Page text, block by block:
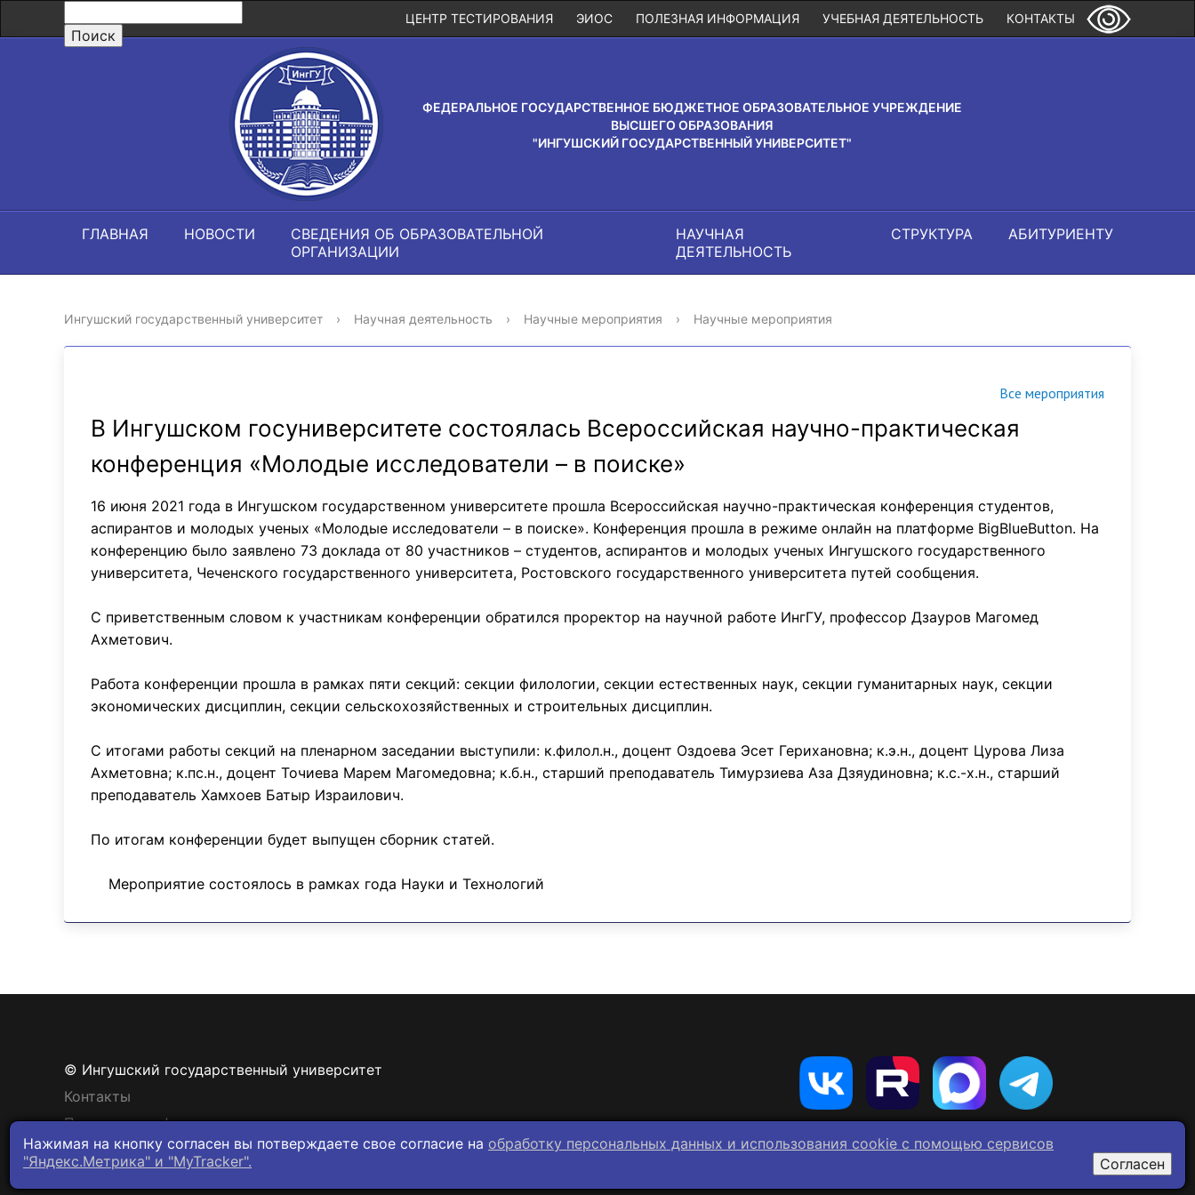
КОНТАКТЫ
УЧЕБНАЯ ДЕЯТЕЛЬНОСТЬ
ПОЛЕЗНАЯ ИНФОРМАЦИЯ
ЭИОС
ЦЕНТР ТЕСТИРОВАНИЯ
ФЕДЕРАЛЬНОЕ ГОСУДАРСТВЕННОЕ БЮДЖЕТНОЕ ОБРАЗОВАТЕЛЬНОЕ УЧРЕЖДЕНИЕ
ВЫСШЕГО ОБРАЗОВАНИЯ
"ИНГУШСКИЙ ГОСУДАРСТВЕННЫЙ УНИВЕРСИТЕТ"
ГЛАВНАЯ НОВОСТИ
СВЕДЕНИЯ ОБ ОБРАЗОВАТЕЛЬНОЙ
ОРГАНИЗАЦИИ
НАУЧНАЯ
ДЕЯТЕЛЬНОСТЬ
СТРУКТУРА АБИТУРИЕНТУ
Ингушский государственный университет › Научная деятельность › Научные мероприятия › Научные мероприятия
Все мероприятия
В Ингушском госуниверситете состоялась Всероссийская научно-практическая
конференция «Молодые исследователи – в поиске»
16 июня 2021 года в Ингушском государственном университете прошла Всероссийская научно-практическая конференция студентов,
аспирантов и молодых ученых «Молодые исследователи – в поиске». Конференция прошла в режиме онлайн на платформе BigBlueButton. На
конференцию было заявлено 73 доклада от 80 участников – студентов, аспирантов и молодых ученых Ингушского государственного
университета, Чеченского государственного университета, Ростовского государственного университета путей сообщения.
С приветственным словом к участникам конференции обратился проректор на научной работе ИнгГУ, профессор Дзауров Магомед
Ахметович.
Работа конференции прошла в рамках пяти секций: секции филологии, секции естественных наук, секции гуманитарных наук, секции
экономических дисциплин, секции сельскохозяйственных и строительных дисциплин.
С итогами работы секций на пленарном заседании выступили: к.филол.н., доцент Оздоева Эсет Герихановна; к.э.н., доцент Цурова Лиза
Ахметовна; к.пс.н., доцент Точиева Марем Магомедовна; к.б.н., старший преподаватель Тимурзиева Аза Дзяудиновна; к.с.-х.н., старший
преподаватель Хамхоев Батыр Израилович.
По итогам конференции будет выпущен сборник статей.
Мероприятие состоялось в рамках года Науки и Технологий
© Ингушский государственный университет
Контакты
Политика конфиденциальности
Нажимая на кнопку согласен вы потверждаете свое согласие на обработку персональных данных и использования cookie c помощью сервисов
"Яндекс.Метрика" и "MyTracker".
Согласен